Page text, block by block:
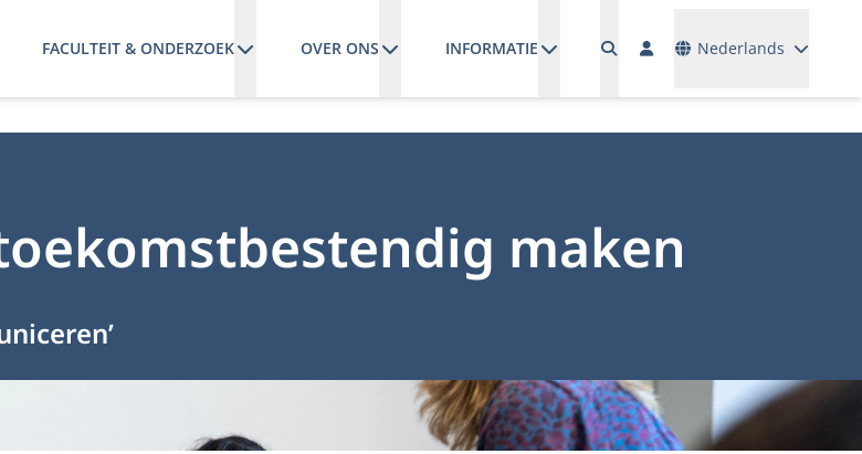
FACULTEIT & ONDERZOEK OVER ONS INFORMATIE Nederlands
maken